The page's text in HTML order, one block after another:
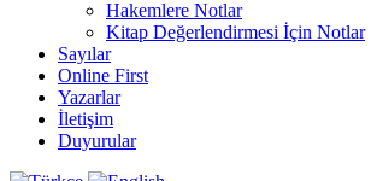
Hakemlere Notlar
Kitap Değerlendirmesi İçin Notlar
Sayılar
Online First
Yazarlar
İletişim
Duyurular